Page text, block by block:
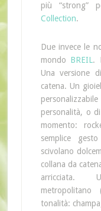
più “strong”
Collection.
Due invece le
mondo BREIL.
Una versione
catena. Un
personalità, o
momento:
semplice
scivolano
collana da
arricciata.
tonalità: